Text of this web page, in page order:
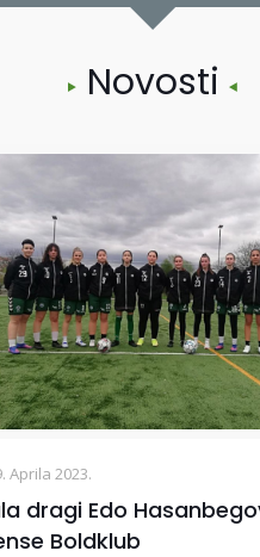
Novosti
Aprila 2023.
dragi Edo
Boldklub